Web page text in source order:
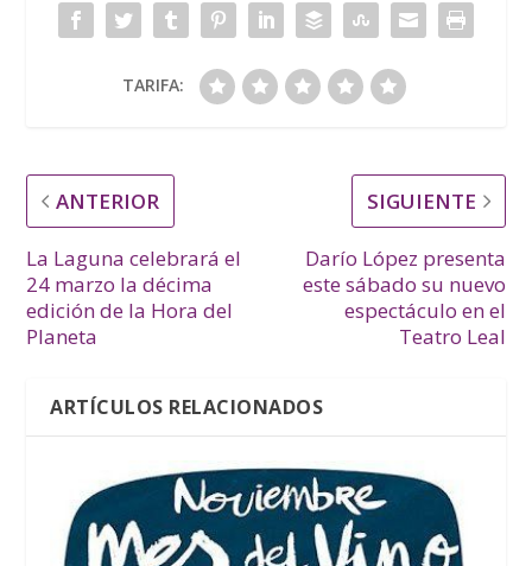
TARIFA:
ANTERIOR
La Laguna celebrará el
24 marzo la décima
edición de la Hora del
Planeta
SIGUIENTE
Darío López presenta
este sábado su nuevo
espectáculo en el
Teatro Leal
ARTÍCULOS RELACIONADOS